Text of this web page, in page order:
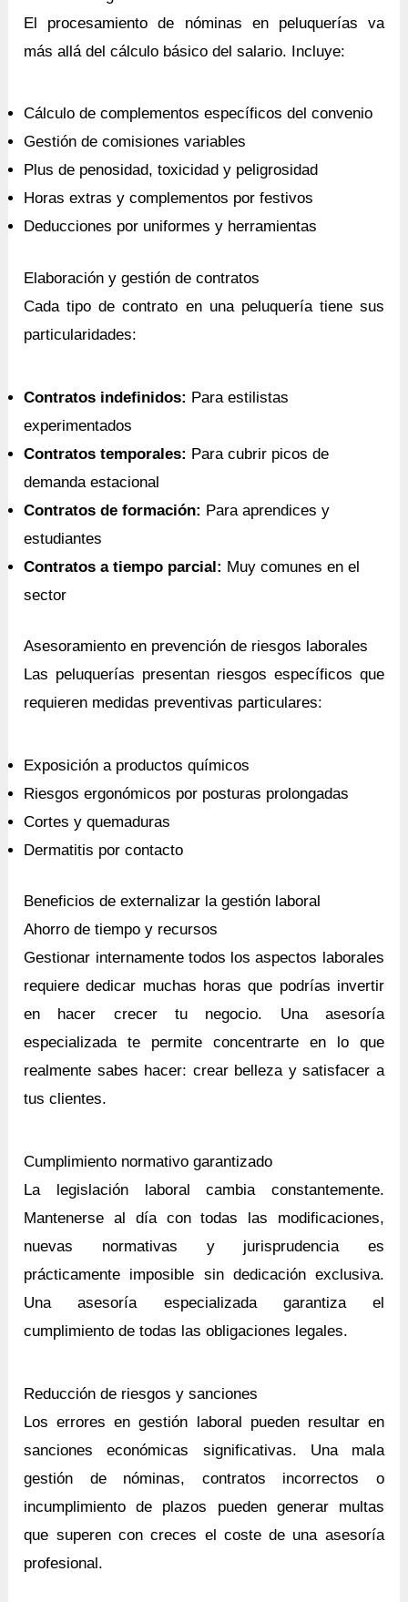
El procesamiento de nóminas en peluquerías va
más allá del cálculo básico del salario. Incluye:
Cálculo de complementos específicos del convenio
Gestión de comisiones variables
Plus de penosidad, toxicidad y peligrosidad
Horas extras y complementos por festivos
Deducciones por uniformes y herramientas
Elaboración y gestión de contratos
Cada tipo de contrato en una peluquería tiene sus
particularidades:
Contratos indefinidos: Para estilistas
experimentados
Contratos temporales: Para cubrir picos de
demanda estacional
Contratos de formación: Para aprendices y
estudiantes
Contratos a tiempo parcial: Muy comunes en el
sector
Asesoramiento en prevención de riesgos laborales
Las peluquerías presentan riesgos específicos que
requieren medidas preventivas particulares:
Exposición a productos químicos
Riesgos ergonómicos por posturas prolongadas
Cortes y quemaduras
Dermatitis por contacto
Beneficios de externalizar la gestión laboral
Ahorro de tiempo y recursos
Gestionar internamente todos los aspectos laborales
requiere dedicar muchas horas que podrías invertir
en hacer crecer tu negocio. Una asesoría
especializada te permite concentrarte en lo que
realmente sabes hacer: crear belleza y satisfacer a
tus clientes.
Cumplimiento normativo garantizado
La legislación laboral cambia constantemente.
Mantenerse al día con todas las modificaciones,
nuevas normativas y jurisprudencia es
prácticamente imposible sin dedicación exclusiva.
Una asesoría especializada garantiza el
cumplimiento de todas las obligaciones legales.
Reducción de riesgos y sanciones
Los errores en gestión laboral pueden resultar en
sanciones económicas significativas. Una mala
gestión de nóminas, contratos incorrectos o
incumplimiento de plazos pueden generar multas
que superen con creces el coste de una asesoría
profesional.